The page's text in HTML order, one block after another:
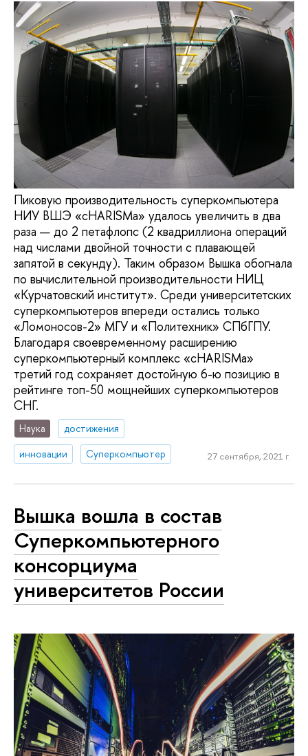
Пиковую производительность суперкомпьютера
НИУ ВШЭ «cHARISMa» удалось увеличить в два
раза — до 2 петафлопс (2 квадриллиона операций
над числами двойной точности с плавающей
запятой в секунду). Таким образом Вышка обогнала
по вычислительной производительности НИЦ
«Курчатовский институт». Среди университетских
суперкомпьютеров впереди остались только
«Ломоносов-2» МГУ и «Политехник» СПбГПУ.
Благодаря своевременному расширению
суперкомпьютерный комплекс «cHARISMa»
третий год сохраняет достойную 6-ю позицию в
рейтинге топ-50 мощнейших суперкомпьютеров
СНГ.
Наука
достижения
инновации
Суперкомпьютер 27 сентября, 2021 г.
Вышка вошла в состав
Суперкомпьютерного
консорциума
университетов России